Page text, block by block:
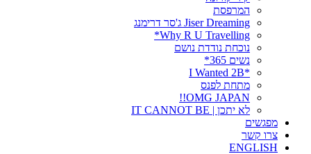
המרפסת
Jiser Dreaming ג'סר דרימנג
Why R U Travelling*
נוכחת נודדת נושם
נשים 365*
*I Wanted 2B
מתחת לפנס
OMG JAPAN!!
לא יתכן | IT CANNOT BE
מפגשים
צרו קשר
ENGLISH